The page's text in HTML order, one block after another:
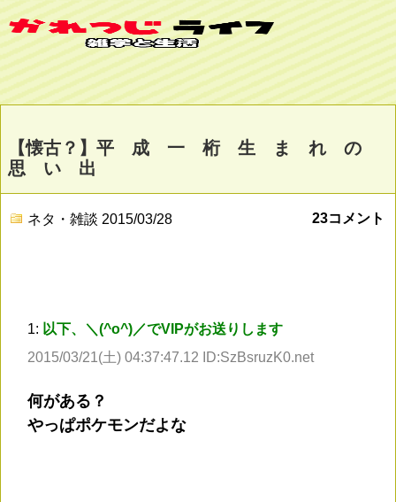
【懐古？】平 成 一 桁 生 ま れ の
思 い 出
ネタ・雑談 2015/03/28 23コメント
1: 以下、＼(^o^)／でVIPがお送りします
2015/03/21(土) 04:37:47.12 ID:SzBsruzK0.net
何がある？
やっぱポケモンだよな